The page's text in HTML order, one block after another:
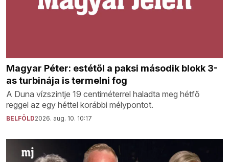
Magyar Péter: estétől a paksi második blokk 3-
as turbinája is termelni fog
A Duna vízszintje 19 centiméterrel haladta meg hétfő
reggel az egy héttel korábbi mélypontot.
BELFÖLD2026. aug. 10. 10:17